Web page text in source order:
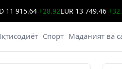
11 915.64 +28.92EUR 13 749.46
Спорт Маданият ва